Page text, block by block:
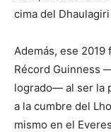
cima del
Además, ese
Récord Guinness
logrado— al ser la
a la cumbre del
mismo en el